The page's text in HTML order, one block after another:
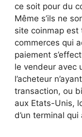
ce soit pour du
Même s’ils ne
site coinmap est
commerces qui
paiement
le vendeur avec
l’acheteur
transaction, ou
aux Etats-Unis,
d’un terminal